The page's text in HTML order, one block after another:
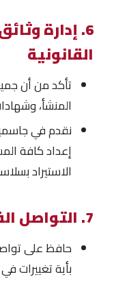
6. إدارة
القانونية
تأكد من أن
المنشأ،
نقدم في
إعداد كافة
الاستيراد
7. التواصل الفعّال مع المورد
حافظ على
بأية تغييرات